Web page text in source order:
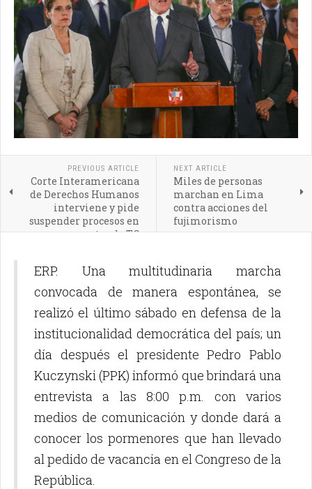
PREVIOUS ARTICLE
Corte Interamericana
de Derechos Humanos
interviene y pide
suspender procesos en
contra de TC
NEXT ARTICLE
Miles de personas
marchan en Lima
contra acciones del
fujimorismo
ERP. Una multitudinaria marcha
convocada de manera espontánea, se
realizó el último sábado en defensa de la
institucionalidad democrática del país; un
día después el presidente Pedro Pablo
Kuczynski (PPK) informó que brindará una
entrevista a las 8:00 p.m. con varios
medios de comunicación y donde dará a
conocer los pormenores que han llevado
al pedido de vacancia en el Congreso de la
República.